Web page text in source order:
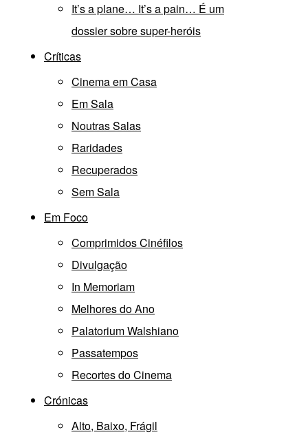
It’s a plane… It’s a pain… É um
dossier sobre super-heróis
Críticas
Cinema em Casa
Em Sala
Noutras Salas
Raridades
Recuperados
Sem Sala
Em Foco
Comprimidos Cinéfilos
Divulgação
In Memoriam
Melhores do Ano
Palatorium Walshiano
Passatempos
Recortes do Cinema
Crónicas
Alto, Baixo, Frágil